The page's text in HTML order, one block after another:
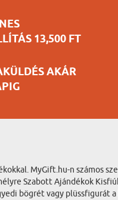
13,500 FT
AKÁR
MyGift.hu-n számos
Szabott Ajándékok
bögrét vagy